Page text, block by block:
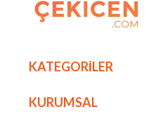
KATEGORİLER
KURUMSAL